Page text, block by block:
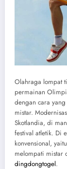
Olahraga lompat
permainan
dengan cara
mistar.
Skotlandia, di
festival atletik. Di
konvensional,
melompati mistar
dingdongtogel.